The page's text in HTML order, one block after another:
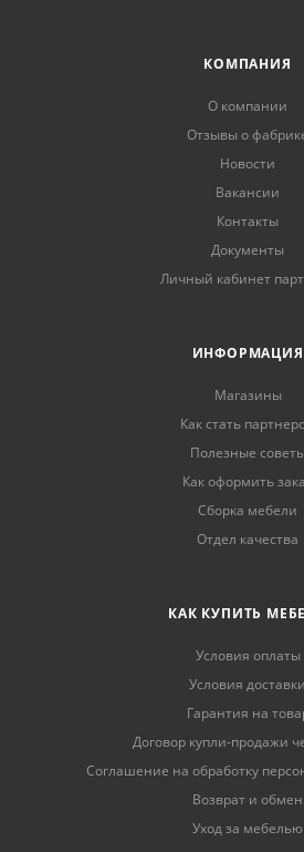
КОМПАНИЯ
О компании
Отзывы о
Новости
Вакансии
Контакты
Документы
Личный кабинет
ИНФОРМАЦИЯ
Магазины
Как стать
Полезные советы
Как оформить
Сборка мебели
Отдел качества
КАК КУПИТЬ
Условия оплаты
Условия доставки
Гарантия на
Договор купли-продажи
Соглашение на обработку
Возврат и обмен
Уход за мебелью